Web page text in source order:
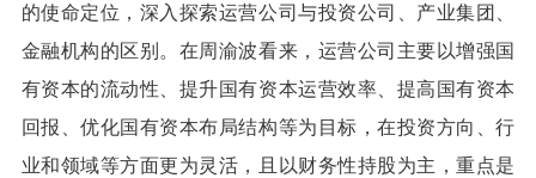
的使命定位，深入探索运营公司与投资公司、产业集团、
金融机构的区别。在周渝波看来，运营公司主要以增强国
有资本的流动性、提升国有资本运营效率、提高国有资本
回报、优化国有资本布局结构等为目标，在投资方向、行
业和领域等方面更为灵活，且以财务性持股为主，重点是